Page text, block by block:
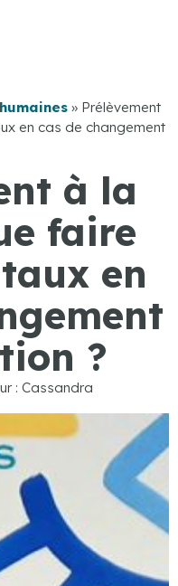
» Prélèvement
en cas de changement
à la
faire
en
?
: Cassandra